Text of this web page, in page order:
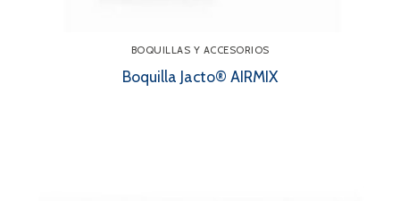
BOQUILLAS Y ACCESORIOS
Boquilla Jacto® AIRMIX